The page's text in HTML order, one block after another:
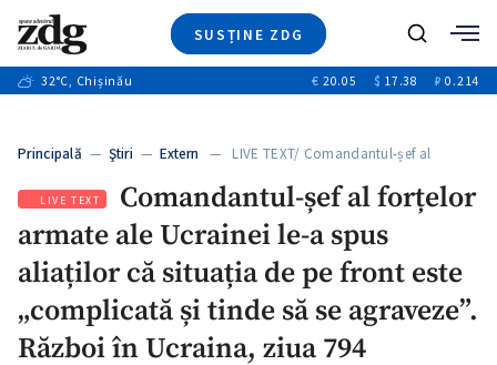
SUSȚINE ZDG
Ştiri
+11
Video
Special
ZdGust
Caută
32°C, Chișinău € 20.05 $ 17.38 ₽ 0.214
Principală — Ştiri — Extern — LIVE TEXT/ Comandantul-șef al
LIVE TEXT
Comandantul-șef al forțelor
armate ale Ucrainei le-a spus
aliaților că situația de pe front este
„complicată și tinde să se agraveze”.
Război în Ucraina, ziua 794